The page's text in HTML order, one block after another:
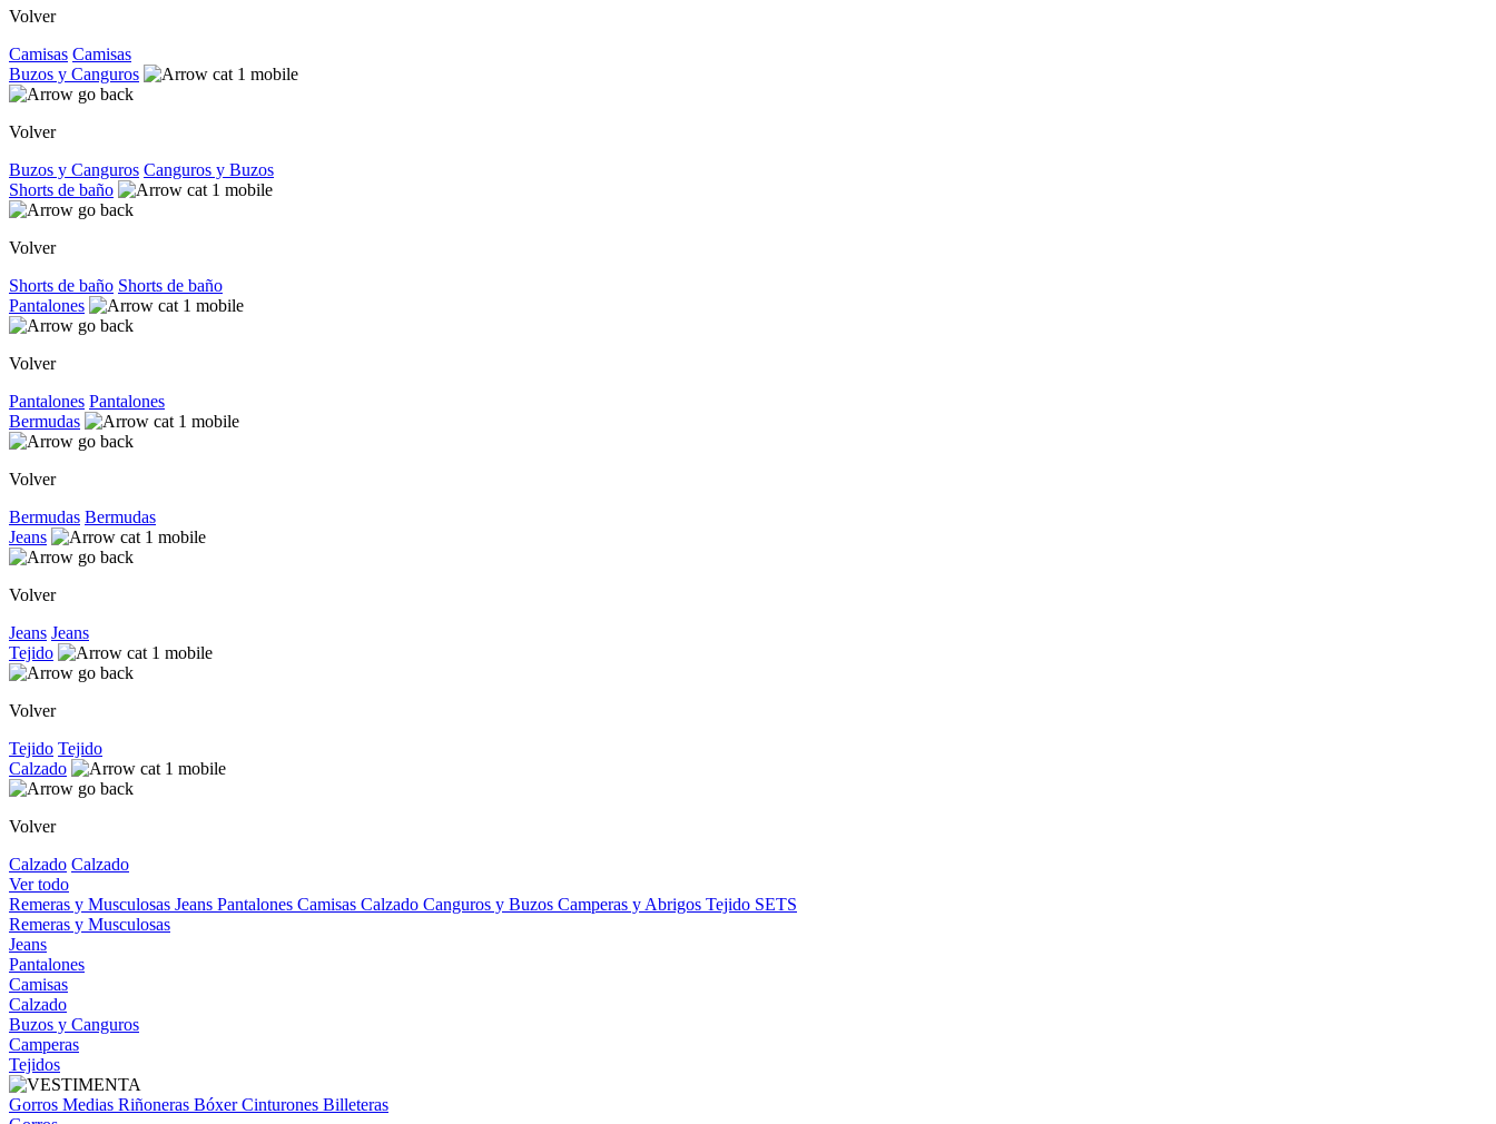
Volver
Camisas Camisas
Buzos y Canguros
Volver
Buzos y Canguros Canguros y Buzos
Shorts de baño
Volver
Shorts de baño Shorts de baño
Pantalones
Volver
Pantalones Pantalones
Bermudas
Volver
Bermudas Bermudas
Jeans
Volver
Jeans Jeans
Tejido
Volver
Tejido Tejido
Calzado
Volver
Calzado Calzado
Ver todo
Remeras y Musculosas Jeans Pantalones Camisas Calzado Canguros y Buzos Camperas y Abrigos Tejido SETS
Remeras y Musculosas
Jeans
Pantalones
Camisas
Calzado
Buzos y Canguros
Camperas
Tejidos
Gorros Medias Riñoneras BóxerCinturones Billeteras